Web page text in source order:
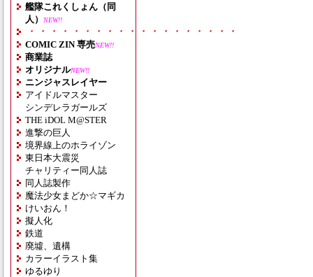
艦隊これくしょん（同
人）
NEW!!
・・・・・・・・・・・・・・・・・・・
COMIC ZIN 専売NEW!!
商業誌
オリジナルNEW!!
ニンジャスレイヤー
アイドルマスター
シンデレラガールズ
THE iDOL M@STER
進撃の巨人
境界線上のホライゾン
東日本大震災
チャリティー同人誌
同人誌製作
魔法少女まどか☆マギカ
けいおん！
擬人化
鉄道
廃墟、遺構
カラーイラスト集
ゆるゆり